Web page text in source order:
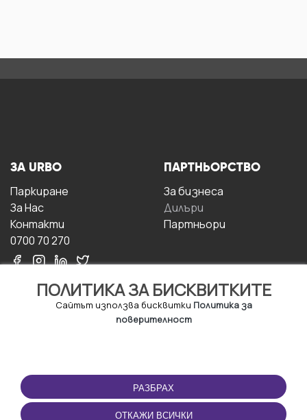
ПОЛИТИКА ЗА БИСКВИТКИТЕ
Сайтът използва бисквитки Политика за
поверителност
РАЗБРАХ
ОТКАЖИ ВСИЧКИ
ЗА URBO
Паркиране
За Hас
Контакти
0700 70 270
ПАРТНЬОРСТВО
За бизнесa
Дилъри
Партньори
ПОЛЗВАНЕ
Правила и условия за
ползване
ПРИЛОЖЕНИЕТО